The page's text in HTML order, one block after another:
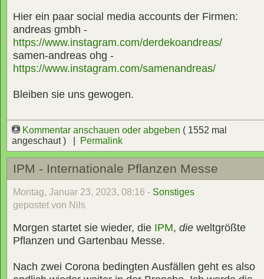
Hier ein paar social media accounts der Firmen:
andreas gmbh -
https://www.instagram.com/derdekoandreas/
samen-andreas ohg -
https://www.instagram.com/samenandreas/
Bleiben sie uns gewogen.
Kommentar anschauen oder abgeben ( 1552 mal
angeschaut ) |
Permalink
IPM - Internationale Pflanzen Messe
Montag, Januar 23, 2023, 08:16 - Sonstiges
gepostet von Nils
Morgen startet sie wieder, die IPM, die weltgrößte
Pflanzen und Gartenbau Messe.
Nach zwei Corona bedingten Ausfällen geht es also